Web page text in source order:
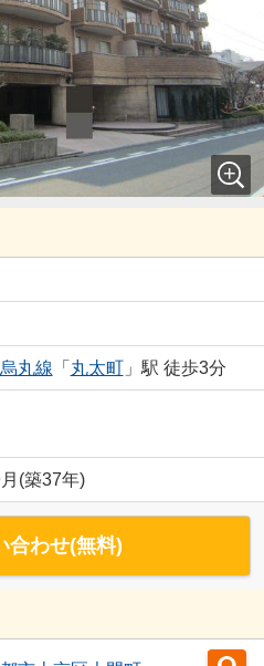
丸線 「 丸太町」駅 徒歩3分
(築37年)
合わせ(無料)